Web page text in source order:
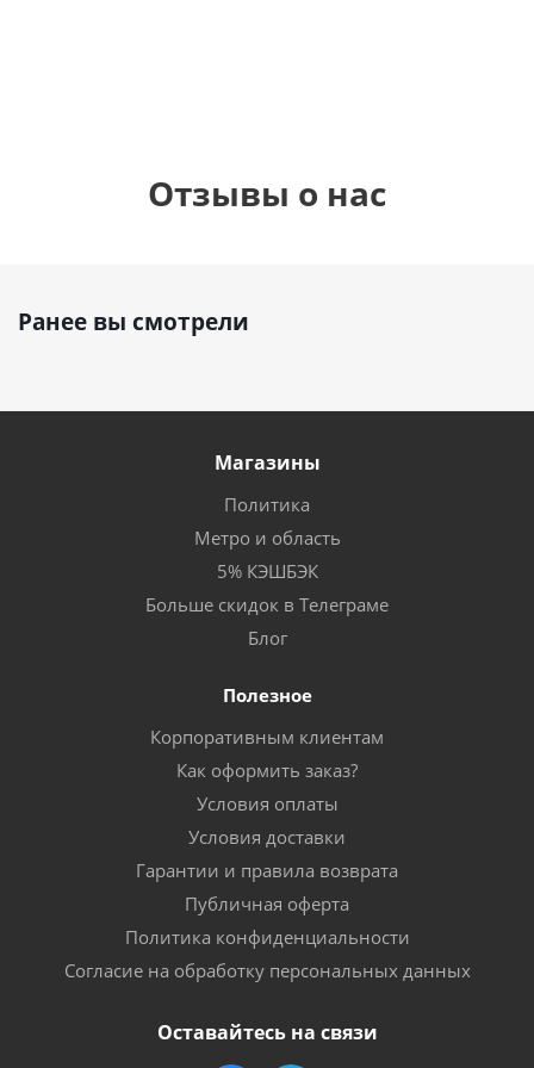
Отзывы о нас
Ранее вы смотрели
Магазины
Политика
Метро и область
5% КЭШБЭК
Больше скидок в Телеграме
Блог
Полезное
Корпоративным клиентам
Как оформить заказ?
Условия оплаты
Условия доставки
Гарантии и правила возврата
Публичная оферта
Политика конфиденциальности
Согласие на обработку персональных данных
Оставайтесь на связи